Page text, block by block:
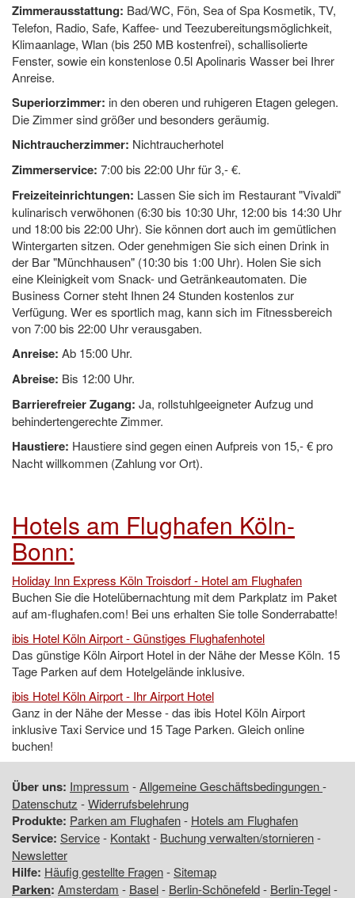
Zimmerausstattung: Bad/WC, Fön, Sea of Spa Kosmetik, TV,
Telefon, Radio, Safe, Kaffee- und Teezubereitungsmöglichkeit,
Klimaanlage, Wlan (bis 250 MB kostenfrei), schallisolierte
Fenster, sowie ein konstenlose 0.5l Apolinaris Wasser bei Ihrer
Anreise.
Superiorzimmer: in den oberen und ruhigeren Etagen gelegen.
Die Zimmer sind größer und besonders geräumig.
Nichtraucherzimmer: Nichtraucherhotel
Zimmerservice: 7:00 bis 22:00 Uhr für 3,- €.
Freizeiteinrichtungen: Lassen Sie sich im Restaurant "Vivaldi"
kulinarisch verwöhonen (6:30 bis 10:30 Uhr, 12:00 bis 14:30 Uhr
und 18:00 bis 22:00 Uhr). Sie können dort auch im gemütlichen
Wintergarten sitzen. Oder genehmigen Sie sich einen Drink in
der Bar "Münchhausen" (10:30 bis 1:00 Uhr). Holen Sie sich
eine Kleinigkeit vom Snack- und Getränkeautomaten. Die
Business Corner steht Ihnen 24 Stunden kostenlos zur
Verfügung. Wer es sportlich mag, kann sich im Fitnessbereich
von 7:00 bis 22:00 Uhr verausgaben.
Anreise: Ab 15:00 Uhr.
Abreise: Bis 12:00 Uhr.
Barrierefreier Zugang: Ja, rollstuhlgeeigneter Aufzug und
behindertengerechte Zimmer.
Haustiere: Haustiere sind gegen einen Aufpreis von 15,- € pro
Nacht willkommen (Zahlung vor Ort).
Hotels am Flughafen Köln-
Bonn:
Holiday Inn Express Köln Troisdorf - Hotel am Flughafen
Buchen Sie die Hotelübernachtung mit dem Parkplatz im Paket
auf am-flughafen.com! Bei uns erhalten Sie tolle Sonderrabatte!
ibis Hotel Köln Airport - Günstiges Flughafenhotel
Das günstige Köln Airport Hotel in der Nähe der Messe Köln. 15
Tage Parken auf dem Hotelgelände inklusive.
ibis Hotel Köln Airport - Ihr Airport Hotel
Ganz in der Nähe der Messe - das ibis Hotel Köln Airport
inklusive Taxi Service und 15 Tage Parken. Gleich online
buchen!
Über uns: Impressum -Allgemeine Geschäftsbedingungen-
Datenschutz -Widerrufsbelehrung
Produkte: Parken am Flughafen- Hotels am Flughafen
Service: Service- Kontakt- Buchung verwalten/stornieren-
Newsletter
Hilfe: Häufig gestellte Fragen-Sitemap
Parken: Amsterdam - Basel- Berlin-Schönefeld- Berlin-Tegel-